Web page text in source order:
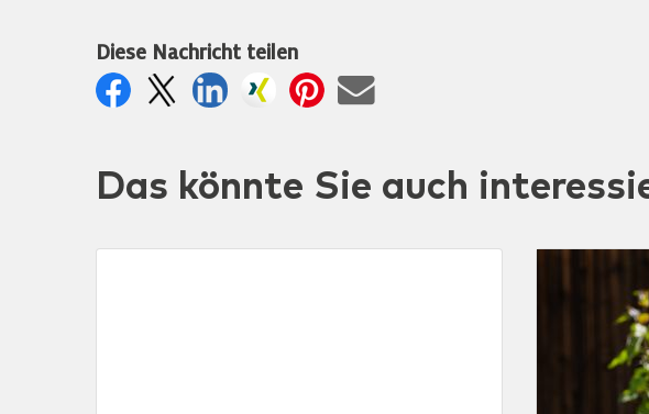
Diese Nachricht teilen
Das könnte Sie auch